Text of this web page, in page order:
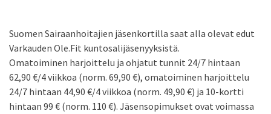
Suomen Sairaanhoitajien jäsenkortilla saat alla olevat edut
Varkauden Ole.Fit kuntosalijäsenyyksistä.
Omatoiminen harjoittelu ja ohjatut tunnit 24/7 hintaan
62,90 €/4 viikkoa (norm. 69,90 €), omatoiminen harjoittelu
24/7 hintaan 44,90 €/4 viikkoa (norm. 49,90 €) ja 10-kortti
hintaan 99 € (norm. 110 €). Jäsensopimukset ovat voimassa